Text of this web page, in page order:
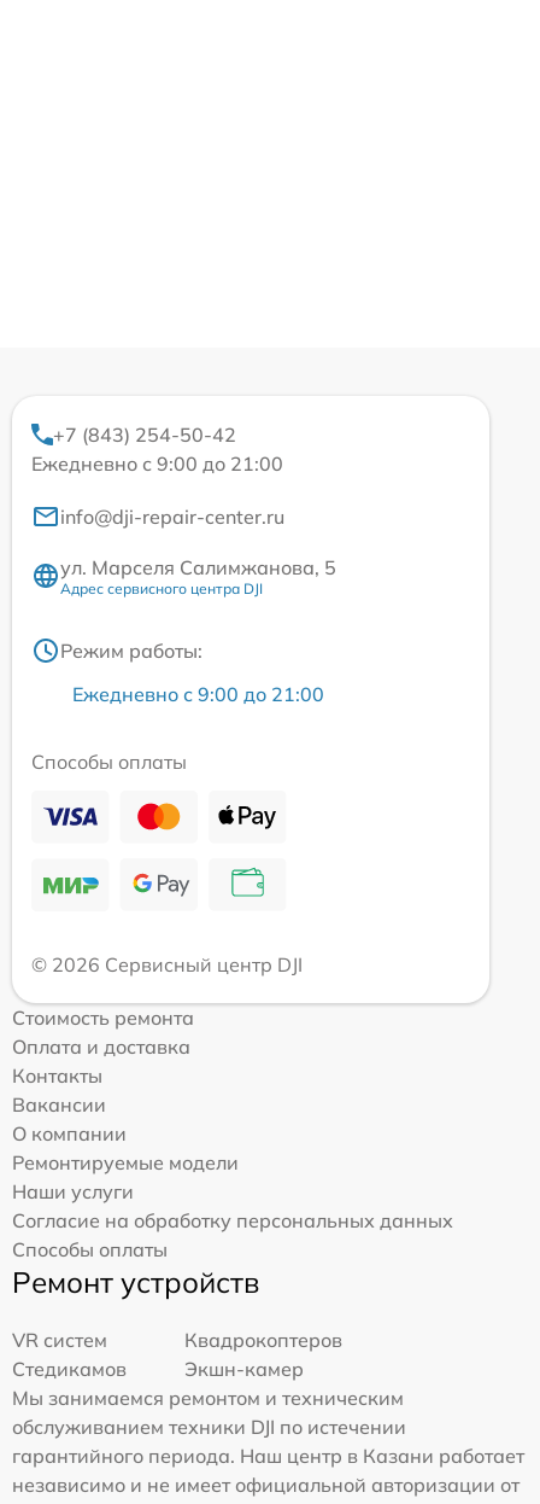
+7 (843) 254-50-42
Ежедневно с 9:00 до 21:00
info@dji-repair-center.ru
ул. Марселя Салимжанова, 5
Адрес сервисного центра DJI
Режим работы:
Ежедневно с 9:00 до 21:00
Способы оплаты
© 2026 Сервисный центр DJI
Стоимость ремонта
Оплата и доставка
Контакты
Вакансии
О компании
Ремонтируемые модели
Наши услуги
Согласие на обработку персональных данных
Способы оплаты
Ремонт устройств
VR систем
Квадрокоптеров
Стедикамов
Экшн-камер
Мы занимаемся ремонтом и техническим
обслуживанием техники DJI по истечении
гарантийного периода. Наш центр в Казани работает
независимо и не имеет официальной авторизации от